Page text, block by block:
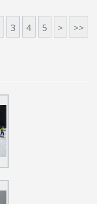
3 4 5 > >>